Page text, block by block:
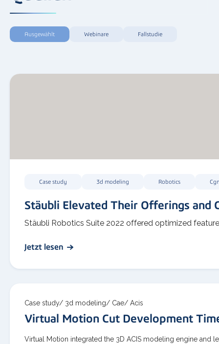
Ausgewählt Webinare Fallstudie
Case study 3d modeling Robotics
Stäubli Elevated Their Offerings and
Stäubli Robotics Suite 2022 offered optimized
Jetzt lesen
Case study/ 3d modeling/ Cae/ Acis
Virtual Motion Cut Development
Virtual Motion integrated the 3D ACIS modeling engine and